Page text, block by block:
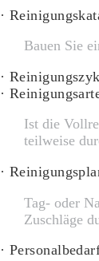
·
Bauen Sie
·
·
Ist die
teilweise
·
Tag- oder
Zuschläge
·